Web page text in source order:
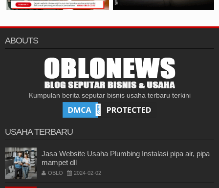
ABOUTS
Kumpulan berita seputar bisnis usaha terbaru terkini
USAHA TERBARU
Jasa Website Usaha Plumbing Instalasi pipa air, pipa
mampet dll
OBLO 2024-02-02